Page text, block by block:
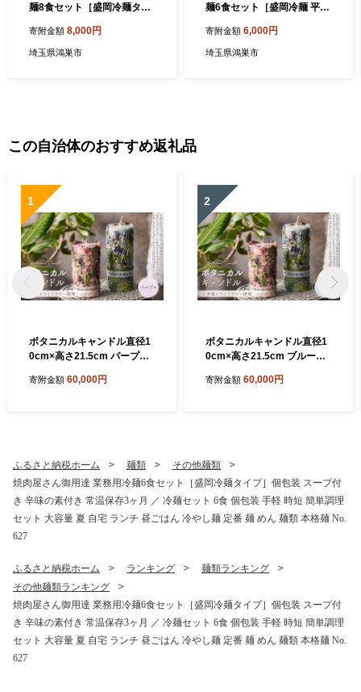
麺8食セット［盛岡冷麺タイ
の素付き 常温保存3ヶ月 ／
冷麺セット 8食 個包装 手軽
寄附金額 8,000円
埼玉県鴻巣市
麺6食セット［盛岡冷麺 平壌
プ付き 辛味の素付き 常温保
存3ヶ月 ／ 冷麺セット 6食
寄附金額 6,000円
埼玉県鴻巣市
この自治体のおすすめ返礼品
1
ボタニカルキャンドル直径1
0cm×高さ21.5cm パープル
ドライフラワーキャンドル
ト 誕生日 新築祝い おしゃれ
癒し空間 季節の花 ドライフ
ラワー 埼玉県 No.638-06
寄附金額 60,000円
2
ボタニカルキャンドル直径1
0cm×高さ21.5cm ブルー系
ライフラワーキャンドル 観
誕生日 新築祝い おしゃれ 癒
し空間 季節の花 ドライフラ
ワー 埼玉県 No.638-05
寄附金額 60,000円
ふるさと納税ホーム 麺類
その他麺類
焼肉屋さん御用達 業務用冷麺6食セット［盛岡冷麺タイプ］個包装 スープ付
き 辛味の素付き 常温保存3ヶ月 ／ 冷麺セット 6食 個包装 手軽 時短 簡単調理
セット 大容量 夏 自宅 ランチ 昼ごはん 冷やし麺 定番 麺 めん 麺類 本格麺 No.
627
ふるさと納税ホーム ランキング
麺類ランキング
その他麺類ランキング
焼肉屋さん御用達 業務用冷麺6食セット［盛岡冷麺タイプ］個包装 スープ付
き 辛味の素付き 常温保存3ヶ月 ／ 冷麺セット 6食 個包装 手軽 時短 簡単調理
セット 大容量 夏 自宅 ランチ 昼ごはん 冷やし麺 定番 麺 めん 麺類 本格麺 No.
627